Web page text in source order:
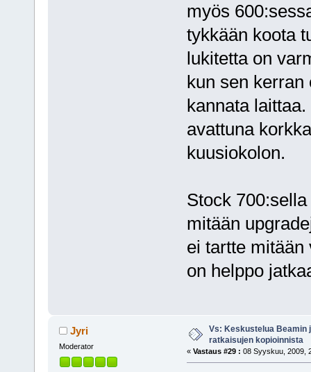
myös
tykkään koota
lukitetta on
kun sen kerran
kannata
avattuna
kuusiokolon.
Stock
mitään
ei tartte mitään
on helppo
Jyri
Moderator
Vs: Keskustelua Beamin
ratkaisujen kopioinnista
« Vastaus #29 : 08 Syyskuu, 2009,